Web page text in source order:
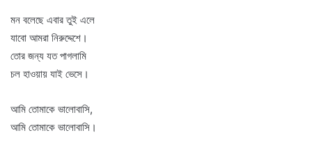
মন বলেছে এবার তুই এলে
যাবো আমরা নিরুদ্দেশে।
তোর জন্য যত পাগলামি
চল হাওয়ায় যাই ভেসে।
আমি তোমাকে ভালোবাসি,
আমি তোমাকে ভালোবাসি।